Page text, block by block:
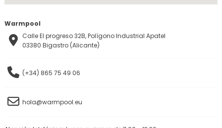
Warmpool
Calle El progreso 32B, Polígono Industrial Apatel
03380 Bigastro (Alicante)
(+34) 865 75 49 06
hola@warmpool.eu